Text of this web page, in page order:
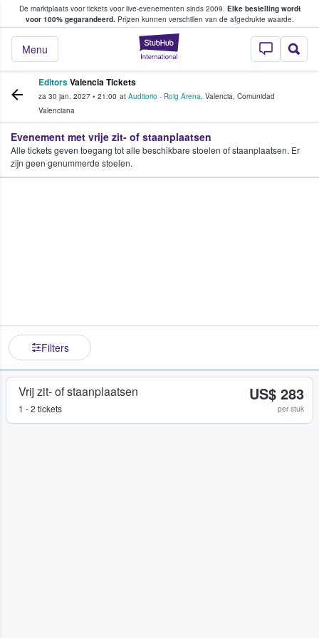
De marktplaats voor tickets voor live-evenementen sinds 2009. Elke bestelling wordt
voor 100% gegarandeerd.Prijzen kunnen verschillen van de afgedrukte waarde.
StubHub: waar
Menu
tickets kopen en verkopen
EditorsValencia Tickets
za 30 jan. 2027 • 21:00 at Auditorio - Roig Arena, Valencia, Comunidad
Valenciana
Evenement met vrije zit- of staanplaatsen
Alle tickets geven toegang tot alle beschikbare stoelen of staanplaatsen. Er
zijn geen genummerde stoelen.
Filters
Vrij zit- of staanplaatsen
1 - 2 tickets
US$ 283
per stuk